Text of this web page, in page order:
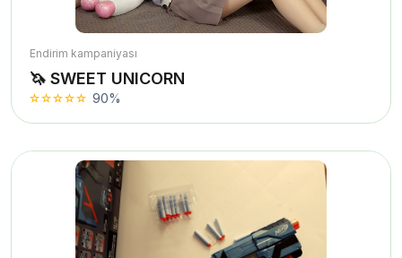
Endirim kampaniyası
🦄 SWEET UNICORN
90%